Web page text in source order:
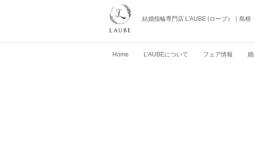
結婚指輪専門店 L'AUBE (ローブ）｜島根
Home L'AUBEについて フェア情報